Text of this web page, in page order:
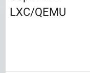
LXC/QEMU